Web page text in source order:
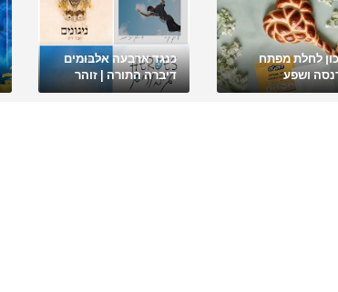
לחלת מפתח
ושפע
כנגד ארבעה אלבומים
דיברה התורה | זוהר
מלאכי